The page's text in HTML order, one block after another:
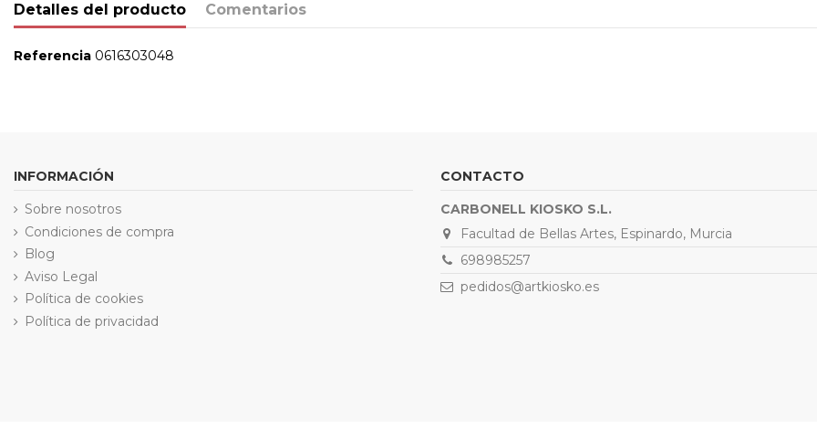
Detalles del producto Comentarios
Referencia 0616303048
INFORMACIÓN
Sobre nosotros
Condiciones de compra
Blog
Aviso Legal
Política de cookies
Política de privacidad
CONTACTO
CARBONELL KIOSKO S.L.
Facultad de Bellas Artes, Espinardo, Murcia
698985257
pedidos@artkiosko.es